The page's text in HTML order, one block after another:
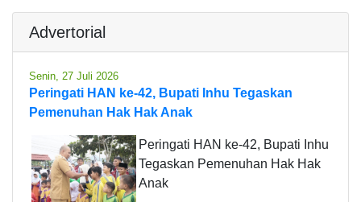
Advertorial
Senin, 27 Juli 2026
Peringati HAN ke-42, Bupati Inhu Tegaskan
Pemenuhan Hak Hak Anak
Peringati HAN ke-42, Bupati Inhu
Tegaskan Pemenuhan Hak Hak
Anak